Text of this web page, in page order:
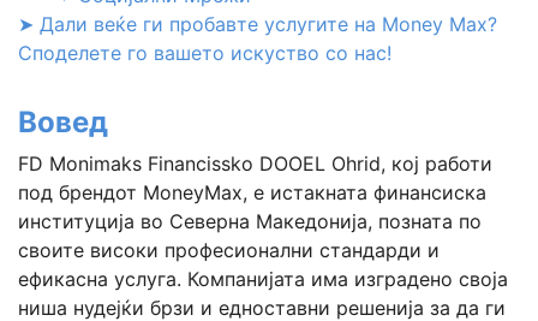
➤ Дали веќе ги пробавте услугите на Money Max?
Споделете го вашето искуство со нас!
Вовед
FD Monimaks Financissko DOOEL Ohrid, кој работи
под брендот MoneyMax, е истакната финансиска
институција во Северна Македонија, позната по
своите високи професионални стандарди и
ефикасна услуга. Компанијата има изградено своја
ниша нудејќи брзи и едноставни решенија за да ги